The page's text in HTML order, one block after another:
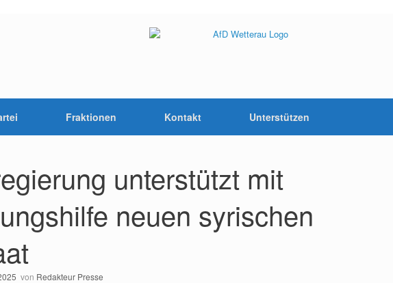
Fraktionen Kontakt Unterstützen
unterstützt mit
neuen syrischen
von Redakteur Presse